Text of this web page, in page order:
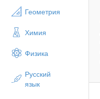
Геометрия
Химия
Физика
Русский
язык